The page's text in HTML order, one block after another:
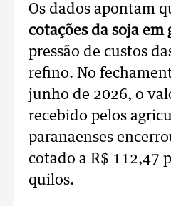
Os dados apontam
cotações da soja em
pressão de custos
refino. No
junho de 2026, o
recebido pelos
paranaenses
cotado a R$ 112,47
quilos.